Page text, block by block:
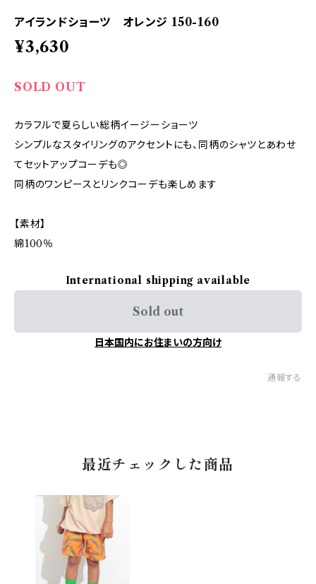
アイランドショーツ オレンジ 150-160
¥3,630
SOLD OUT
カラフルで夏らしい総柄イージーショーツ
シンプルなスタイリングのアクセントにも、同柄のシャツとあわせ
てセットアップコーデも◎
同柄のワンピースとリンクコーデも楽しめます
【素材】
綿100％
International shipping available
Sold out
日本国内にお住まいの方向け
通報する
最近チェックした商品